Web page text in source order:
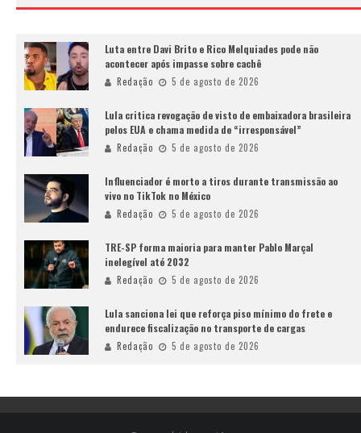
Luta entre Davi Brito e Rico Melquiades pode não
acontecer após impasse sobre cachê
Redação 5 de agosto de 2026
Lula critica revogação de visto de embaixadora brasileira
pelos EUA e chama medida de “irresponsável”
Redação 5 de agosto de 2026
Influenciador é morto a tiros durante transmissão ao
vivo no TikTok no México
Redação 5 de agosto de 2026
TRE-SP forma maioria para manter Pablo Marçal
inelegível até 2032
Redação 5 de agosto de 2026
Lula sanciona lei que reforça piso mínimo do frete e
endurece fiscalização no transporte de cargas
Redação 5 de agosto de 2026